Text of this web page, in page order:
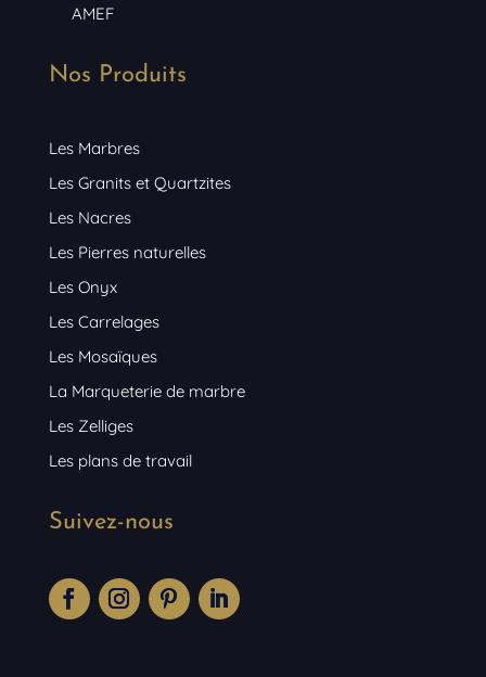
AMEF
Nos Produits
Les Marbres
Les Granits et Quartzites
Les Nacres
Les Pierres naturelles
Les Onyx
Les Carrelages
Les Mosaïques
La Marqueterie de marbre
Les Zelliges
Les plans de travail
Suivez-nous